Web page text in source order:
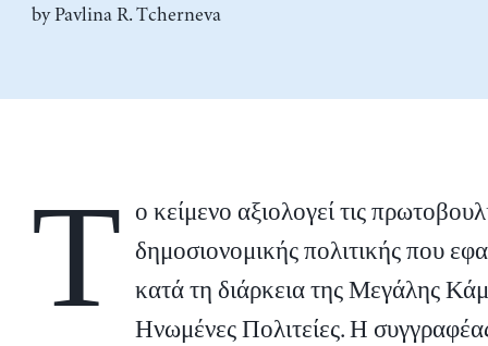
byPavlina R. Tcherneva
Τ ο κείμενο αξιολογεί τις
δημοσιονομικής πολιτικής που
κατά τη διάρκεια της Μεγάλης
Ηνωμένες Πολιτείες. Η